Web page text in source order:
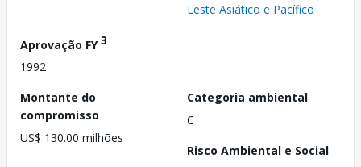
Leste Asiático e Pacífico
Aprovação FY3
1992
Montante do
compromisso
US$ 130.00 milhões
Categoria ambiental
C
Risco Ambiental e Social